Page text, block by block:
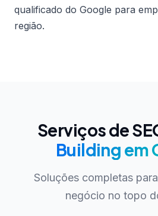
qualificado do Google para
região.
Serviços de
Building em
Soluções completas
negócio no topo